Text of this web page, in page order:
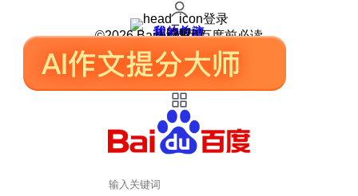
登录
我的关注
我的收藏
皮肤中心
用户反馈
设置
©2026 Baidu 使用百度前必读